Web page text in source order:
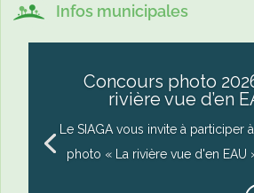
Infos municipales
Concours photo
rivière vue d’en
Le SIAGA vous invite à participer
photo « La rivière vue d'en EAU